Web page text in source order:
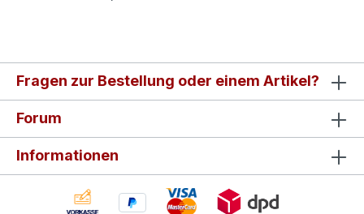
Fragen zur Bestellung oder einem Artikel?
Forum
Informationen